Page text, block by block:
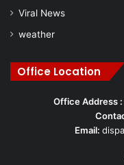
Viral News
weather
Office Location
Office Address :
Email: